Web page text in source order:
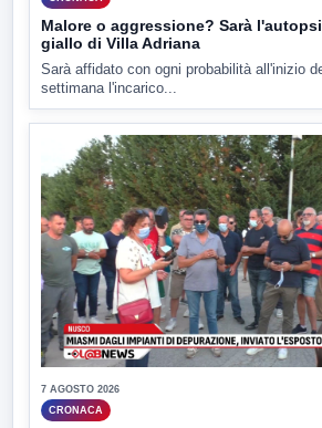
Malore o aggressione? Sarà
giallo di Villa Adriana
Sarà affidato con ogni probabilità all'inizio
settimana l'incarico...
7 AGOSTO 2026
CRONACA